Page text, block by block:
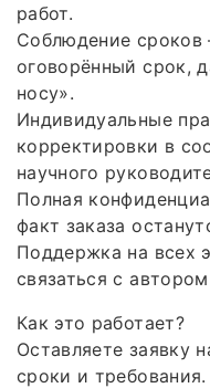
работ.
Соблюдение
оговорённый срок,
носу».
Индивидуальные
корректировки в
научного
Полная
факт заказа
Поддержка на всех
связаться с
Как это работает?
Оставляете заявку
сроки и требования.